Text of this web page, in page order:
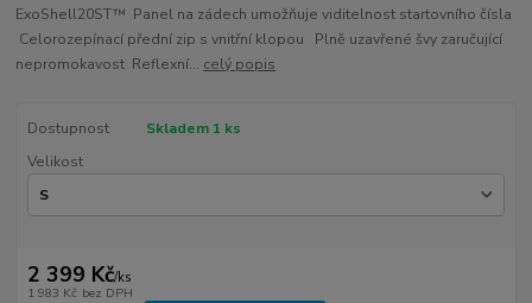
ExoShell20ST™ Panel na zádech umožňuje viditelnost startovního čísla
Celorozepínací přední zip s vnitřní klopou Plně uzavřené švy zaručující
nepromokavost Reflexní... celý popis
Dostupnost
Skladem 1 ks
Velikost
2 399 Kč/ks
1 983 Kč bez DPH